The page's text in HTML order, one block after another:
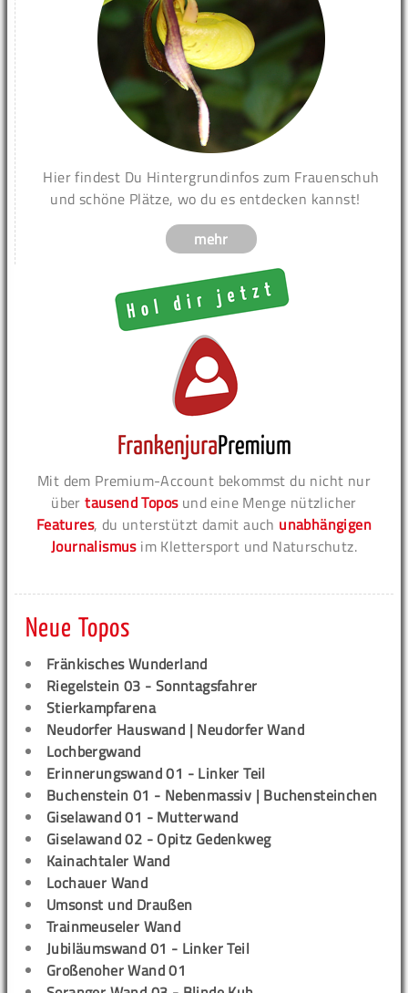
Hier findest Du Hintergrundinfos zum Frauenschuh
und schöne Plätze, wo du es entdecken kannst!
mehr
Mit dem Premium-Account bekommst du nicht nur
übertausend Toposund eine Menge nützlicher
Features, du unterstützt damit auch unabhängigen
Journalismusim Klettersport und Naturschutz.
Neue Topos
Fränkisches Wunderland
Riegelstein 03 - Sonntagsfahrer
Stierkampfarena
Neudorfer Hauswand | Neudorfer Wand
Lochbergwand
Erinnerungswand 01 - Linker Teil
Buchenstein 01 - Nebenmassiv | Buchensteinchen
Giselawand 01 - Mutterwand
Giselawand 02 - Opitz Gedenkweg
Kainachtaler Wand
Lochauer Wand
Umsonst und Draußen
Trainmeuseler Wand
Jubiläumswand 01 - Linker Teil
Großenoher Wand 01